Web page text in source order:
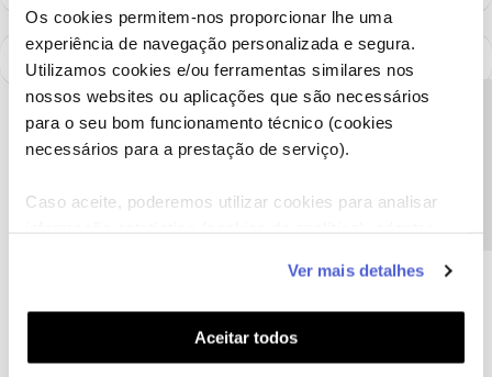
Os cookies permitem-nos proporcionar lhe uma
experiência de navegação personalizada e segura.
Utilizamos cookies e/ou ferramentas similares nos
nossos websites ou aplicações que são necessários
para o seu bom funcionamento técnico (cookies
necessários para a prestação de serviço).
Caso aceite, poderemos utilizar cookies para analisar
funcionalidades (cookies de personalização e
funcionalidade) e adaptar anúncios aos seus interesses
(cookies de publicidade personalizada). Pode gerir a
utilização dos cookies clicando em "Configurar
Ver mais detalhes
Aceitar todos